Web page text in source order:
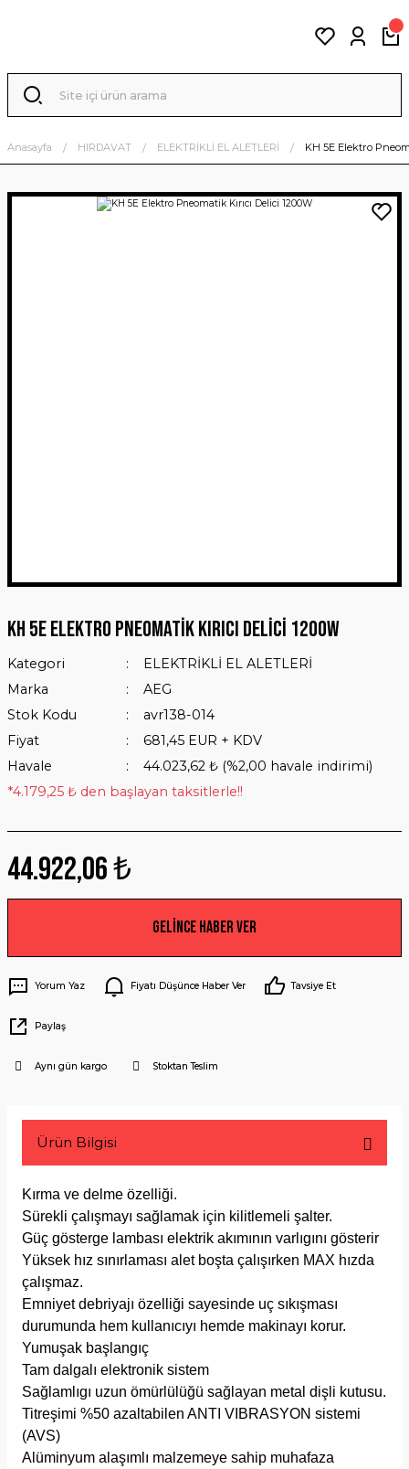
Anasayfa HIRDAVAT ELEKTRİKLİ EL ALETLERİ KH 5E Elektro
KH 5E Elektro Pneomatik Kırıcı Delici 1200W
Kategori
ELEKTRİKLİ EL ALETLERİ
Marka
AEG
Stok Kodu
avr138-014
Fiyat
681,45 EUR + KDV
Havale
44.023,62 ₺ (%2,00 havale indirimi)
*4.179,25 ₺ den başlayan taksitlerle!!
44.922,06 ₺
Gelince Haber Ver
Yorum Yaz Fiyatı Düşünce Haber Ver Tavsiye Et
Paylaş
Aynı gün kargo Stoktan Teslim
Ürün Bilgisi
Kırma ve delme özelliği.
Sürekli çalışmayı sağlamak için kilitlemeli şalter.
Güç gösterge lambası elektrik akımının varlıgını gösterir
Yüksek hız sınırlaması alet boşta çalışırken MAX hızda
çalışmaz.
Emniyet debriyajı özelliği sayesinde uç sıkışması
durumunda hem kullanıcıyı hemde makinayı korur.
Yumuşak başlangıç
Tam dalgalı elektronik sistem
Sağlamlıgı uzun ömürlülüğü sağlayan metal dişli kutusu.
Titreşimi %50 azaltabilen ANTI VIBRASYON sistemi
(AVS)
Alüminyum alaşımlı malzemeye sahip muhafaza